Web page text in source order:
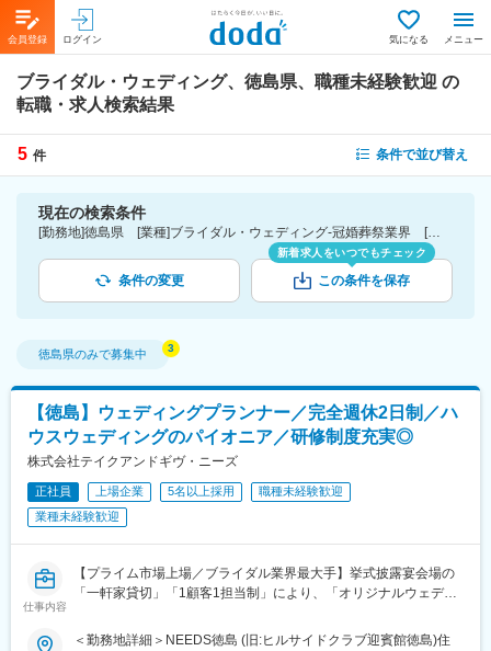
会員登録 ログイン 気になる メニュー
ブライダル・ウェディング、徳島県、職種未経験歓迎 の
転職・求人検索結果
5 件 条件で並び替え
現在の検索条件
[勤務地]徳島県 [業種]ブライダル・ウェディング-冠婚葬祭業界 [こだわり条件ピックアップ]職種未経験歓迎 [詳細条件](募集・採用情報)職種未経験歓迎
条件の変更
新着求人をいつでもチェック
この条件を保存
徳島県のみで募集中
【徳島】ウェディングプランナー／完全週休2日制／ハ
ウスウェディングのパイオニア／研修制度充実◎
株式会社テイクアンドギヴ・ニーズ
正社員 上場企業 5名以上採用
職種未経験歓迎
業種未経験歓迎
仕事内容
【プライム市場上場／ブライダル業界最大手】挙式披露宴会場の
「一軒家貸切」「1顧客1担当制」により、「オリジナルウェディ
方、支援制度、研修制度も充実しています。
＜勤務地詳細＞NEEDS徳島 (旧:ヒルサイドクラブ迎賓館徳島)住